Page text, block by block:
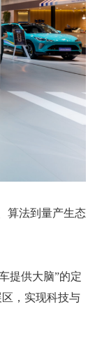
算法到量产生态
提供大脑”的定
区，实现科技与